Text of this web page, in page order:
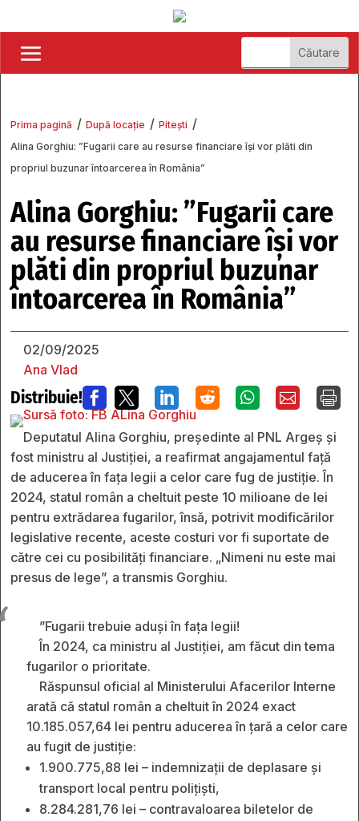
Prima pagină / După locație / Pitești /
Alina Gorghiu: ”Fugarii care au resurse financiare își vor plăti din
propriul buzunar întoarcerea în România”
Alina Gorghiu: ”Fugarii care
au resurse financiare își vor
plăti din propriul buzunar
întoarcerea în România”
02/09/2025
Ana Vlad
Distribuie!       
Deputatul Alina Gorghiu, președinte al PNL Argeș și
fost ministru al Justiției, a reafirmat angajamentul față
de aducerea în fața legii a celor care fug de justiție. În
2024, statul român a cheltuit peste 10 milioane de lei
pentru extrădarea fugarilor, însă, potrivit modificărilor
legislative recente, aceste costuri vor fi suportate de
către cei cu posibilități financiare. „Nimeni nu este mai
presus de lege”, a transmis Gorghiu.
”Fugarii trebuie aduși în fața legii!
În 2024, ca ministru al Justiției, am făcut din tema
fugarilor o prioritate.
Răspunsul oficial al Ministerului Afacerilor Interne
arată că statul român a cheltuit în 2024 exact
10.185.057,64 lei pentru aducerea în țară a celor care
au fugit de justiție:
1.900.775,88 lei – indemnizații de deplasare și
transport local pentru polițiști,
8.284.281,76 lei – contravaloarea biletelor de